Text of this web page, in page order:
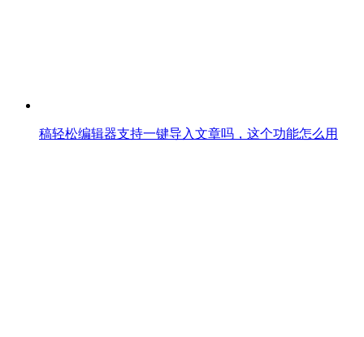
稿轻松编辑器支持一键导入文章吗，这个功能怎么用